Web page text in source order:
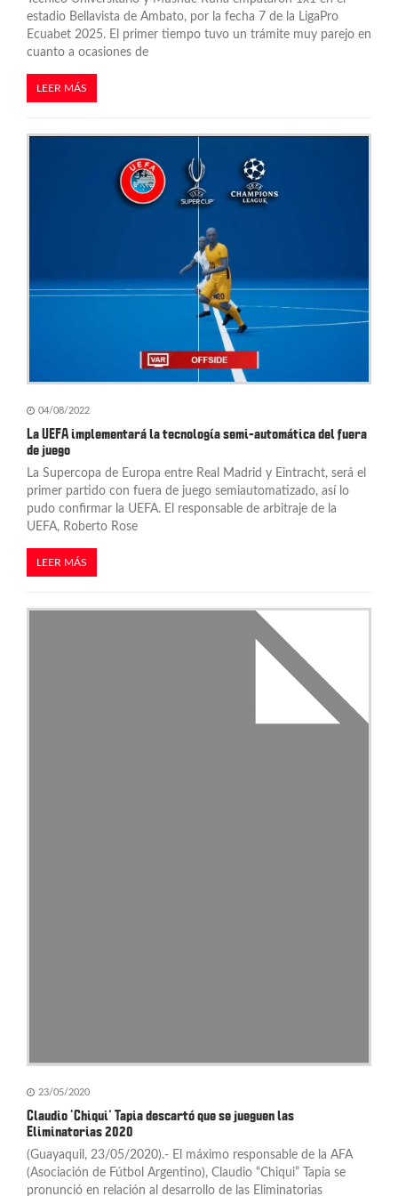
a
s
estadio Bellavista de Ambato, por la fecha 7 de la LigaPro
Ecuabet 2025. El primer tiempo tuvo un trámite muy parejo en
cuanto a ocasiones de
LEER MÁS
04/08/2022
La UEFA implementará la tecnología semi-automática del fuera
de juego
La Supercopa de Europa entre Real Madrid y Eintracht, será el
primer partido con fuera de juego semiautomatizado, así lo
pudo confirmar la UEFA. El responsable de arbitraje de la
UEFA, Roberto Rose
LEER MÁS
23/05/2020
Claudio ‘Chiqui’ Tapia descartó que se jueguen las
Eliminatorias 2020
(Guayaquil, 23/05/2020).- El máximo responsable de la AFA
(Asociación de Fútbol Argentino), Claudio “Chiqui” Tapia se
pronunció en relación al desarrollo de las Eliminatorias